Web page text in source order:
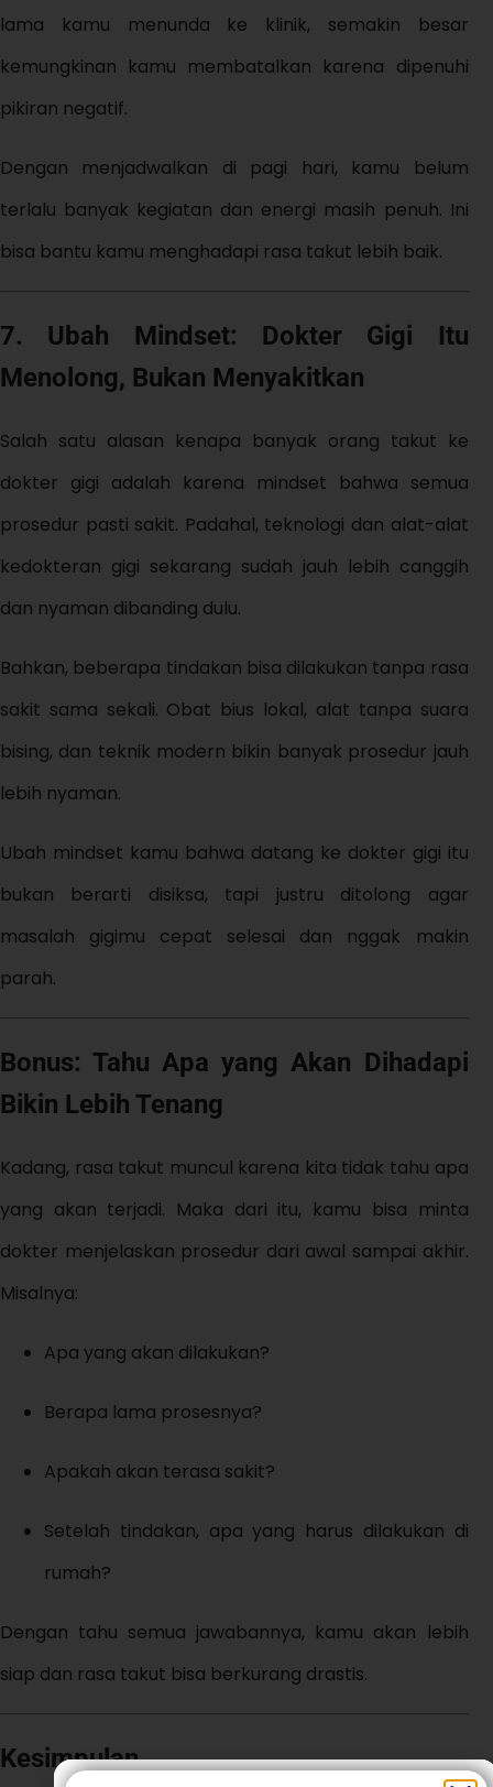
lama kamu menunda ke klinik, semakin besar
kemungkinan kamu membatalkan karena dipenuhi
pikiran negatif.
Dengan menjadwalkan di pagi hari, kamu belum
terlalu banyak kegiatan dan energi masih penuh. Ini
bisa bantu kamu menghadapi rasa takut lebih baik.
7. Ubah Mindset: Dokter Gigi Itu
Menolong, Bukan Menyakitkan
Salah satu alasan kenapa banyak orang takut ke
dokter gigi adalah karena mindset bahwa semua
prosedur pasti sakit. Padahal, teknologi dan alat-alat
kedokteran gigi sekarang sudah jauh lebih canggih
dan nyaman dibanding dulu.
Bahkan, beberapa tindakan bisa dilakukan tanpa rasa
sakit sama sekali. Obat bius lokal, alat tanpa suara
bising, dan teknik modern bikin banyak prosedur jauh
lebih nyaman.
Ubah mindset kamu bahwa datang ke dokter gigi itu
bukan berarti disiksa, tapi justru ditolong agar
masalah gigimu cepat selesai dan nggak makin
parah.
Bonus: Tahu Apa yang Akan Dihadapi
Bikin Lebih Tenang
Kadang, rasa takut muncul karena kita tidak tahu apa
yang akan terjadi. Maka dari itu, kamu bisa minta
dokter menjelaskan prosedur dari awal sampai akhir.
Misalnya:
Apa yang akan dilakukan?
Berapa lama prosesnya?
Apakah akan terasa sakit?
Setelah tindakan, apa yang harus dilakukan di
rumah?
Dengan tahu semua jawabannya, kamu akan lebih
siap dan rasa takut bisa berkurang drastis.
Kesimpulan